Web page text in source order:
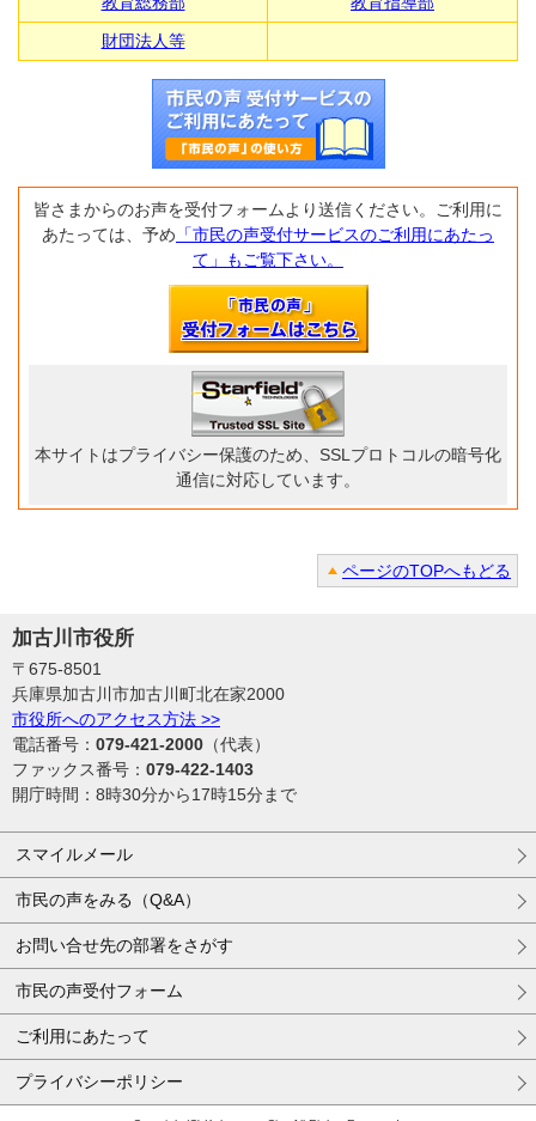
財団法人等
皆さまからのお声を受付フォームより送信ください。ご利用に
あたっては、予め 「市民の声受付サービスのご利用にあたっ
て」もご覧下さい。
本サイトはプライバシー保護のため、SSLプロトコルの暗号化
通信に対応しています。
ページのTOPへもどる
加古川市役所
〒675-8501
兵庫県加古川市加古川町北在家2000
市役所へのアクセス方法 >>
電話番号： 079-421-2000 （代表）
ファックス番号： 079-422-1403
開庁時間：8時30分から17時15分まで
スマイルメール
市民の声をみる（Q&A）
お問い合せ先の部署をさがす
市民の声受付フォーム
ご利用にあたって
プライバシーポリシー